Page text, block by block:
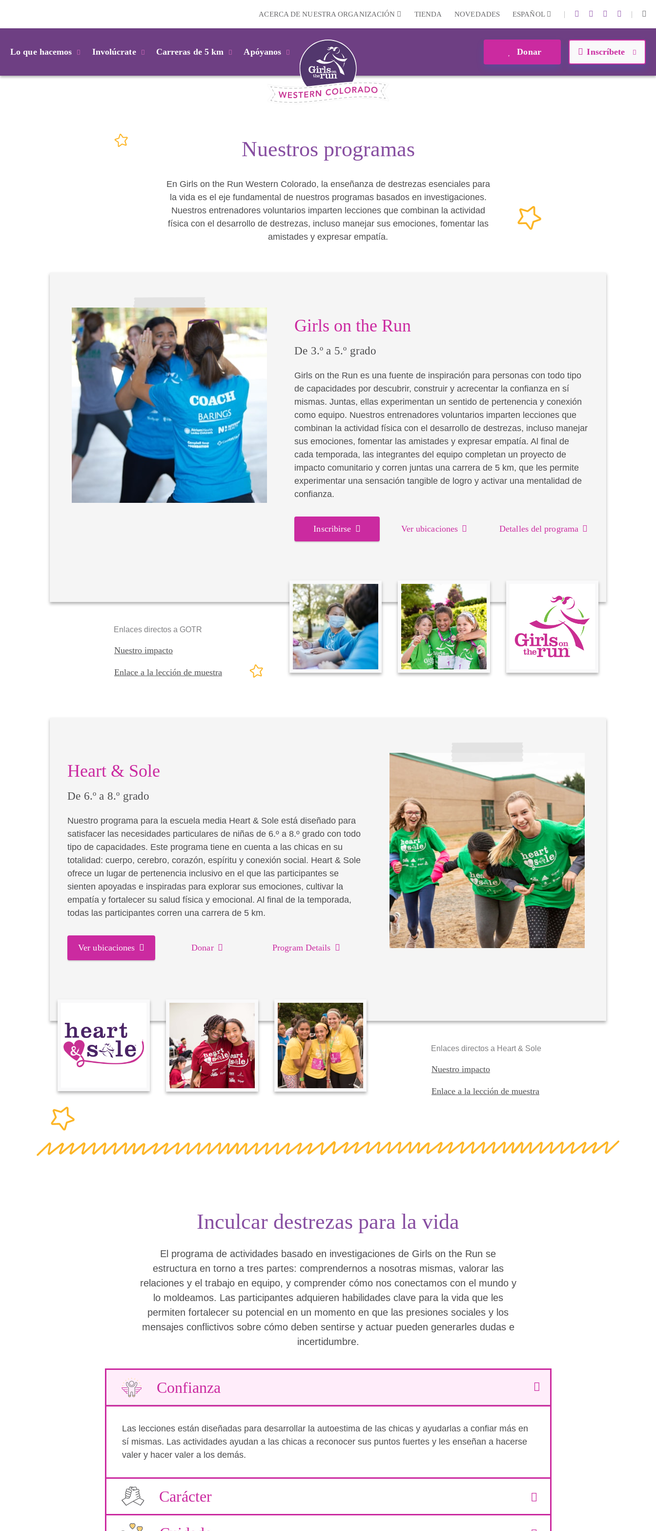
ACERCA DE NUESTRA ORGANIZACIÓN TIENDA NOVEDADES ESPAÑOL | |
Lo que hacemos Involúcrate Carreras de 5 km Apóyanos Donar Inscríbete
Nuestros programas
En Girls on the Run Western Colorado, la enseñanza de destrezas esenciales para
la vida es el eje fundamental de nuestros programas basados en investigaciones.
Nuestros entrenadores voluntarios imparten lecciones que combinan la actividad
física con el desarrollo de destrezas, incluso manejar sus emociones, fomentar las
amistades y expresar empatía.
Girls on the Run
De 3.º a 5.º grado
Girls on the Run es una fuente de inspiración para personas con todo tipo
de capacidades por descubrir, construir y acrecentar la confianza en sí
mismas. Juntas, ellas experimentan un sentido de pertenencia y conexión
como equipo. Nuestros entrenadores voluntarios imparten lecciones que
combinan la actividad física con el desarrollo de destrezas, incluso manejar
sus emociones, fomentar las amistades y expresar empatía. Al final de
cada temporada, las integrantes del equipo completan un proyecto de
impacto comunitario y corren juntas una carrera de 5 km, que les permite
experimentar una sensación tangible de logro y activar una mentalidad de
confianza.
Inscribirse Ver ubicaciones Detalles del programa
Enlaces directos a GOTR
Nuestro impacto
Enlace a la lección de muestra
Heart & Sole
De 6.º a 8.º grado
Nuestro programa para la escuela media Heart & Sole está diseñado para
satisfacer las necesidades particulares de niñas de 6.º a 8.º grado con todo
tipo de capacidades. Este programa tiene en cuenta a las chicas en su
totalidad: cuerpo, cerebro, corazón, espíritu y conexión social. Heart & Sole
ofrece un lugar de pertenencia inclusivo en el que las participantes se
sienten apoyadas e inspiradas para explorar sus emociones, cultivar la
empatía y fortalecer su salud física y emocional. Al final de la temporada,
todas las participantes corren una carrera de 5 km.
Ver ubicaciones Donar Program Details
Enlaces directos a Heart & Sole
Nuestro impacto
Enlace a la lección de muestra
Inculcar destrezas para la vida
El programa de actividades basado en investigaciones de Girls on the Run se
estructura en torno a tres partes: comprendernos a nosotras mismas, valorar las
relaciones y el trabajo en equipo, y comprender cómo nos conectamos con el mundo y
lo moldeamos. Las participantes adquieren habilidades clave para la vida que les
permiten fortalecer su potencial en un momento en que las presiones sociales y los
mensajes conflictivos sobre cómo deben sentirse y actuar pueden generarles dudas e
incertidumbre.
Confianza
Las lecciones están diseñadas para desarrollar la autoestima de las chicas y ayudarlas a confiar más en
sí mismas. Las actividades ayudan a las chicas a reconocer sus puntos fuertes y les enseñan a hacerse
valer y hacer valer a los demás.
Carácter